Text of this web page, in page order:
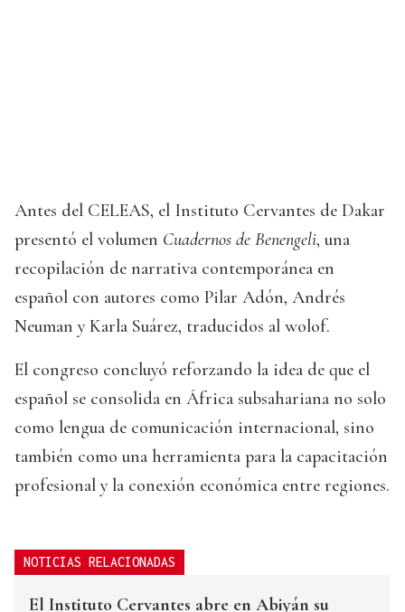
Antes del CELEAS, el Instituto Cervantes de Dakar
presentó el volumen Cuadernos de Benengeli, una
recopilación de narrativa contemporánea en
español con autores como Pilar Adón, Andrés
Neuman y Karla Suárez, traducidos al wolof.
El congreso concluyó reforzando la idea de que el
español se consolida en África subsahariana no solo
como lengua de comunicación internacional, sino
también como una herramienta para la capacitación
profesional y la conexión económica entre regiones.
NOTICIAS RELACIONADAS
El Instituto Cervantes abre en Abiyán su